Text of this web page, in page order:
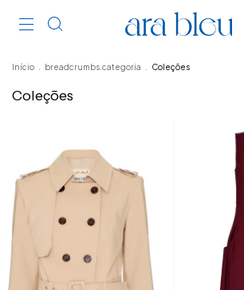
Início breadcrumbs.categoria Coleções
Coleções